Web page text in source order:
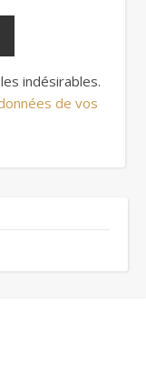
indésirables.
de vos